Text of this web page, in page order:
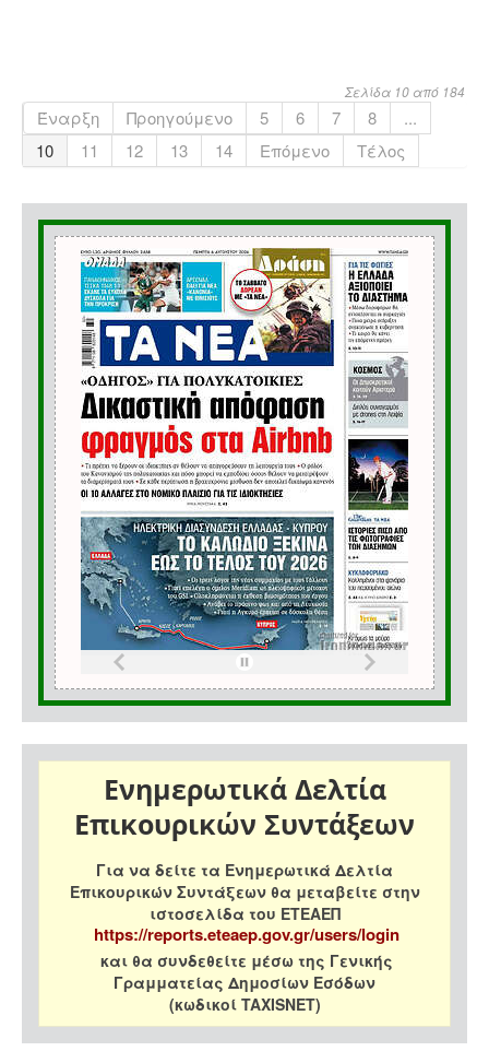
Σελίδα 10 από 184
Έναρξη Προηγούμενο 5 6 7 8
...
10
11 12 13 14 Επόμενο Τέλος
Ενημερωτικά Δελτία
Επικουρικών Συντάξεων
Για να δείτε τα Ενημερωτικά Δελτία
Επικουρικών Συντάξεων θα μεταβείτε στην
ιστοσελίδα του ΕΤΕΑΕΠ
https://reports.eteaep.gov.gr/users/login
και θα συνδεθείτε μέσω της Γενικής
Γραμματείας Δημοσίων Εσόδων
(κωδικοί TAXISNET)